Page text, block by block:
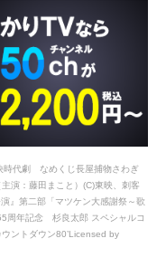
時代劇 なめくじ長屋捕物さわぎ
演：藤田まこと）(C)東映、刺客
』第二部「マツケン大感謝祭～歌
周年記念 杉良太郎 スペシャルコ
ントダウン80’Licensed by